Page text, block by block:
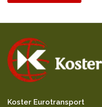
Koster Eurotransport